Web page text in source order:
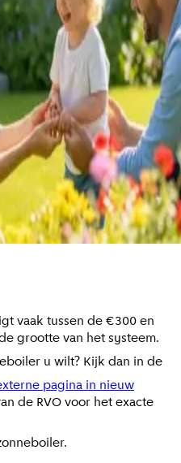
vaak tussen de €300 en
grootte van het systeem.
u wilt? Kijk dan in de
pagina in nieuw
de RVO voor het exacte